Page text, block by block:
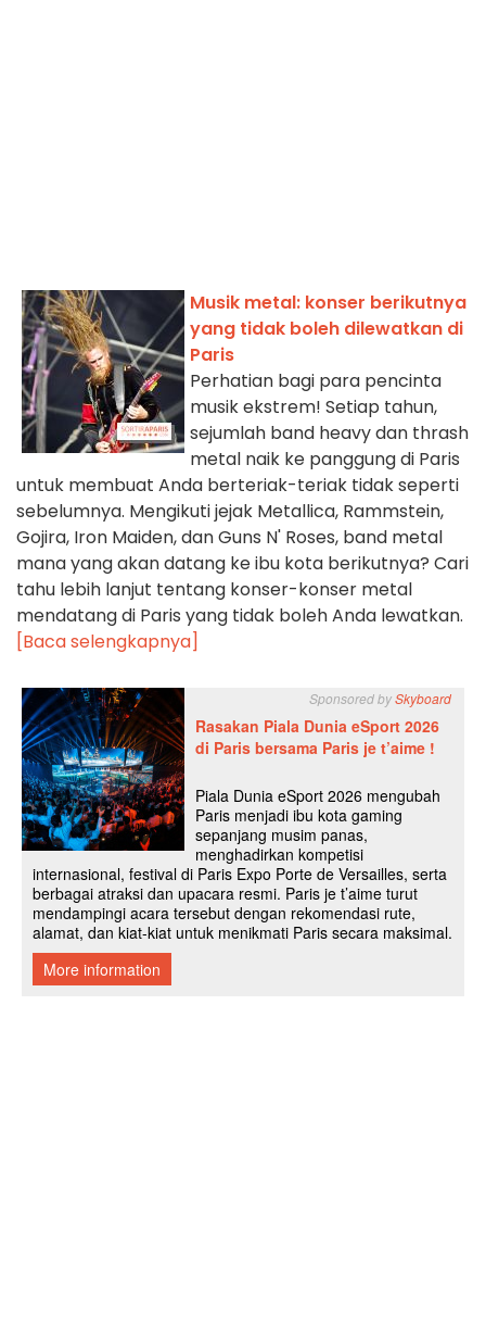
Musik metal: konser berikutnya
yang tidak boleh dilewatkan di
Paris
Perhatian bagi para pencinta
musik ekstrem! Setiap tahun,
sejumlah band heavy dan thrash
metal naik ke panggung di Paris
untuk membuat Anda berteriak-teriak tidak seperti
sebelumnya. Mengikuti jejak Metallica, Rammstein,
Gojira, Iron Maiden, dan Guns N' Roses, band metal
mana yang akan datang ke ibu kota berikutnya? Cari
tahu lebih lanjut tentang konser-konser metal
mendatang di Paris yang tidak boleh Anda lewatkan.
[Baca selengkapnya]